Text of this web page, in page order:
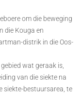
om die beweging
die Kouga en
distrik in die Oos-
wat geraak is,
van die siekte na
siekte-bestuursarea, te